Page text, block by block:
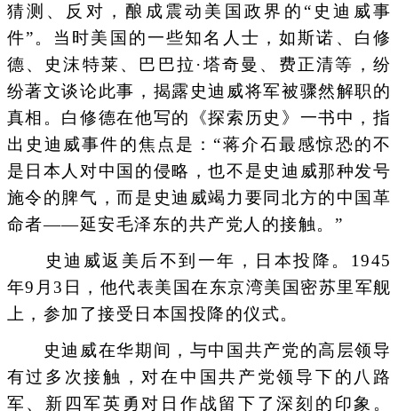
猜测、反对，酿成震动美国政界的“史迪威事
件”。当时美国的一些知名人士，如斯诺、白修
德、史沫特莱、巴巴拉·塔奇曼、费正清等，纷
纷著文谈论此事，揭露史迪威将军被骤然解职的
真相。白修德在他写的《探索历史》一书中，指
出史迪威事件的焦点是：“蒋介石最感惊恐的不
是日本人对中国的侵略，也不是史迪威那种发号
施令的脾气，而是史迪威竭力要同北方的中国革
命者——延安毛泽东的共产党人的接触。”
史迪威返美后不到一年，日本投降。1945
年9月3日，他代表美国在东京湾美国密苏里军舰
上，参加了接受日本国投降的仪式。
史迪威在华期间，与中国共产党的高层领导
有过多次接触，对在中国共产党领导下的八路
军、新四军英勇对日作战留下了深刻的印象。